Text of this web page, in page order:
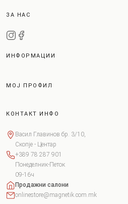
ЗА НАС
ИНФОРМАЦИИ
МОЈ ПРОФИЛ
КОНТАКТ ИНФО
Васил Главинов бр. 3/10,
Скопје - Центар
+389 78 287 901
Понеделник-Петок
09-16ч
Продажни салони
onlinestore@magnetik.com.mk